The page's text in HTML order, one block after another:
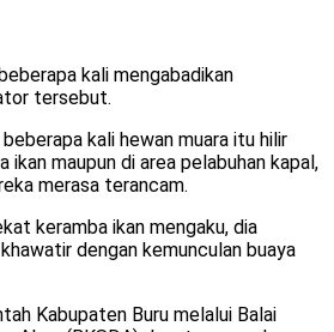
kali mengabadikan
tersebut.
kali hewan muara itu hilir
ikan maupun di area pelabuhan kapal,
merasa terancam.
keramba ikan mengaku, dia
dengan kemunculan buaya
Kabupaten Buru melalui Balai